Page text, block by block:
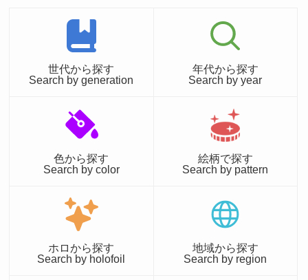
世代から探す
Search by generation
年代から探す
Search by year
色から探す
Search by color
絵柄で探す
Search by pattern
ホロから探す
Search by holofoil
地域から探す
Search by region